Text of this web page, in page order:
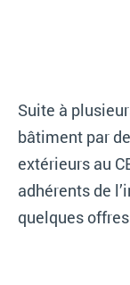
Suite à
bâtiment par
extérieurs au
adhérents de
quelques